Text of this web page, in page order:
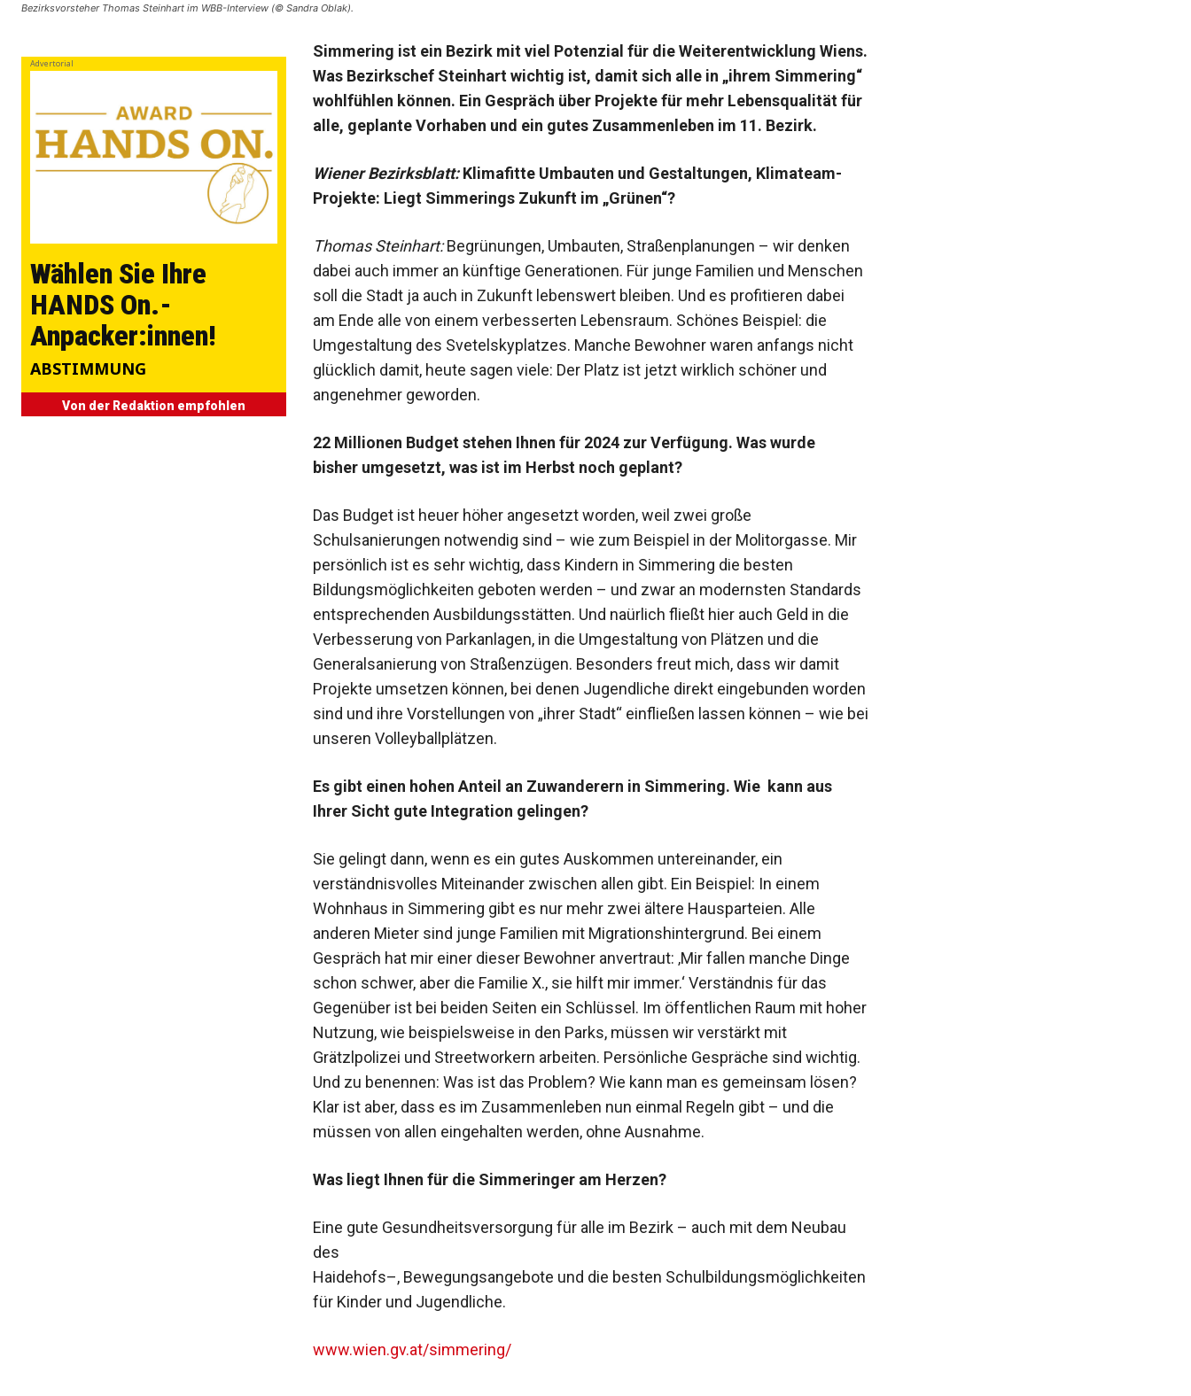
Bezirksvorsteher Thomas Steinhart im WBB-Interview (© Sandra Oblak).
Advertorial
Wählen Sie Ihre
HANDS On.-
Anpacker:innen!
ABSTIMMUNG
Von der Redaktion empfohlen
Simmering ist ein Bezirk mit viel Potenzial für die Weiterentwicklung Wiens.
Was Bezirkschef Steinhart wichtig ist, damit sich alle in „ihrem Simmering“
wohlfühlen können. Ein Gespräch über Projekte für mehr Lebensqualität für
alle, geplante Vorhaben und ein gutes Zusammenleben im 11. Bezirk.
Wiener Bezirksblatt:Klimafitte Umbauten und ­Gestaltungen, Klimateam-
Projekte: Liegt Simmerings Zukunft im „Grünen“?
Thomas Steinhart:Begrünungen, Umbauten, Straßenplanungen – wir denken
dabei auch immer an künftige Generationen. Für junge Familien und Menschen
soll die Stadt ja auch in Zukunft lebenswert bleiben. Und es profitieren dabei
am Ende alle von einem verbesserten Lebensraum. Schönes Beispiel: die
Umgestaltung des Svetelskyplatzes. Manche Bewohner waren anfangs nicht
glücklich damit, heute sagen viele: Der Platz ist jetzt wirklich schöner und
angenehmer geworden.
22 Millionen Budget stehen Ihnen für 2024 zur Verfügung. Was wurde
bisher ­umgesetzt, was ist im Herbst noch geplant?
Das Budget ist heuer höher angesetzt worden, weil zwei große
Schulsanierungen notwendig sind – wie zum Beispiel in der Molitorgasse. Mir
persönlich ist es sehr wichtig, dass Kindern in Simmering die besten
Bildungsmöglichkeiten geboten werden – und zwar an modernsten ­Standards
entsprechenden ­Ausbildungsstätten. Und naürlich fließt hier auch Geld in die
Verbesserung von Parkanlagen, in die Umgestaltung von Plätzen und die
Generalsanierung von Straßenzügen. Besonders freut mich, dass wir damit
Projekte umsetzen können, bei denen Jugendliche direkt eingebunden worden
sind und ihre Vorstellungen von „ihrer Stadt“ einfließen lassen können – wie bei
unseren Volleyballplätzen.
Es gibt einen hohen Anteil an Zuwanderern in Sim­mering. Wie kann aus
Ihrer Sicht gute Integration gelingen?
Sie gelingt dann, wenn es ein gutes Auskommen untereinander, ein
verständnisvolles Miteinander zwischen allen gibt. Ein Beispiel: In einem
Wohnhaus in Simmering gibt es nur mehr zwei ältere Hausparteien. Alle
anderen Mieter sind junge Familien mit Migrationshintergrund. Bei einem
Gespräch hat mir einer dieser Bewohner anvertraut: ‚Mir fallen manche Dinge
schon schwer, aber die Familie X., sie hilft mir immer.‘ Verständnis für das
Gegenüber ist bei beiden Seiten ein Schlüssel. Im öffentlichen Raum mit hoher
Nutzung, wie beispielsweise in den Parks, müssen wir verstärkt mit
Grätzlpolizei und Streetworkern arbeiten. Persönliche Gespräche sind wichtig.
Und zu benennen: Was ist das Problem? Wie kann man es gemeinsam lösen?
Klar ist aber, dass es im Zusammenleben nun einmal Regeln gibt – und die
müssen von allen eingehalten werden, ohne Ausnahme.
Was liegt Ihnen für die Simmeringer am Herzen?
Eine gute Gesundheitsver­sorgung für alle im Bezirk – auch mit dem Neubau
des
H­aidehofs–, Bewegungsangebote und die besten Schulbildungs­möglichkeiten
für Kinder und Jugendliche.
www.wien.gv.at/simmering/